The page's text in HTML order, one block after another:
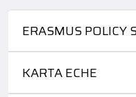
ERASMUS POLICY
KARTA ECHE